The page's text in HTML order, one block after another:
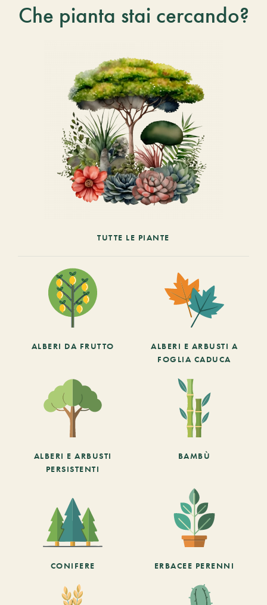
Che pianta stai cercando?
TUTTE LE PIANTE
ALBERI DA FRUTTO
ALBERI E ARBUSTI A
FOGLIA CADUCA
ALBERI E ARBUSTI
PERSISTENTI
BAMBÙ
CONIFERE ERBACEE PERENNI